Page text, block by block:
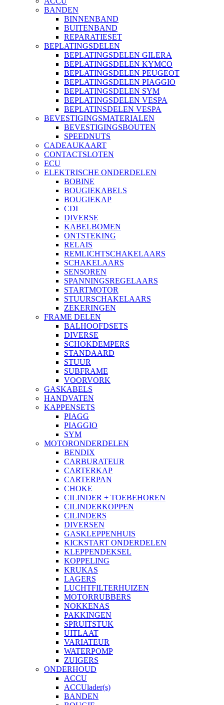
BANDEN
BINNENBAND
BUITENBAND
REPARATIESET
BEPLATINGSDELEN
BEPLATINGSDELEN GILERA
BEPLATINGSDELEN KYMCO
BEPLATINGSDELEN PEUGEOT
BEPLATINGSDELEN PIAGGIO
BEPLATINGSDELEN SYM
BEPLATINGSDELEN VESPA
BEPLATINSDELEN VESPA
BEVESTIGINGSMATERIALEN
BEVESTIGINGSBOUTEN
SPEEDNUTS
CADEAUKAART
CONTACTSLOTEN
ECU
ELEKTRISCHE ONDERDELEN
BOBINE
BOUGIEKABELS
BOUGIEKAP
CDI
DIVERSE
KABELBOMEN
ONTSTEKING
RELAIS
REMLICHTSCHAKELAARS
SCHAKELAARS
SENSOREN
SPANNINGSREGELAARS
STARTMOTOR
STUURSCHAKELAARS
ZEKERINGEN
FRAME DELEN
BALHOOFDSETS
DIVERSE
SCHOKDEMPERS
STANDAARD
STUUR
SUBFRAME
VOORVORK
GASKABELS
HANDVATEN
KAPPENSETS
PIAGG
PIAGGIO
SYM
MOTORONDERDELEN
BENDIX
CARBURATEUR
CARTERKAP
CARTERPAN
CHOKE
CILINDER + TOEBEHOREN
CILINDERKOPPEN
CILINDERS
DIVERSEN
GASKLEPPENHUIS
KICKSTART ONDERDELEN
KLEPPENDEKSEL
KOPPELING
KRUKAS
LAGERS
LUCHTFILTERHUIZEN
MOTORRUBBERS
NOKKENAS
PAKKINGEN
SPRUITSTUK
UITLAAT
VARIATEUR
WATERPOMP
ZUIGERS
ONDERHOUD
ACCU
ACCUlader(s)
BANDEN